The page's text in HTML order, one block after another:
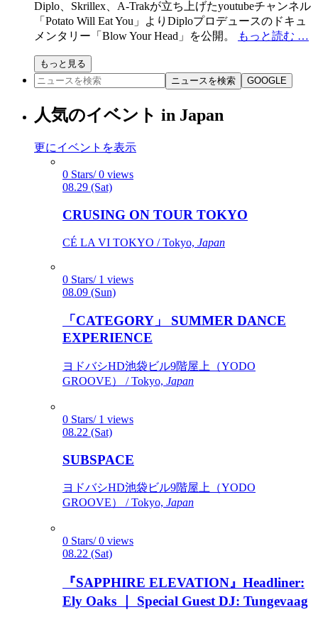
Diplo、Skrillex、A-Trakが立ち上げたyoutubeチャンネル
「Potato Will Eat You」よりDiploプロデュースのドキュ
メンタリー「Blow Your Head」を公開。
もっと読む …
もっと見る
ニュースを検索
GOOGLE
人気のイベント in Japan
更にイベントを表示
0 Stars/ 0 views
08.29 (Sat)
CRUSING ON TOUR TOKYO
CÉ LA VI TOKYO / Tokyo, Japan
0 Stars/ 1 views
08.09 (Sun)
「CATEGORY」 SUMMER DANCE
EXPERIENCE
ヨドバシHD池袋ビル9階屋上（YODO
GROOVE） / Tokyo, Japan
0 Stars/ 1 views
08.22 (Sat)
SUBSPACE
ヨドバシHD池袋ビル9階屋上（YODO
GROOVE） / Tokyo, Japan
0 Stars/ 0 views
08.22 (Sat)
『SAPPHIRE ELEVATION』Headliner:
Ely Oaks ｜ Special Guest DJ: Tungevaag